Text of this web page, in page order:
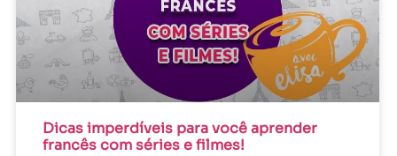
Dicas imperdíveis para você aprender
francês com séries e filmes!